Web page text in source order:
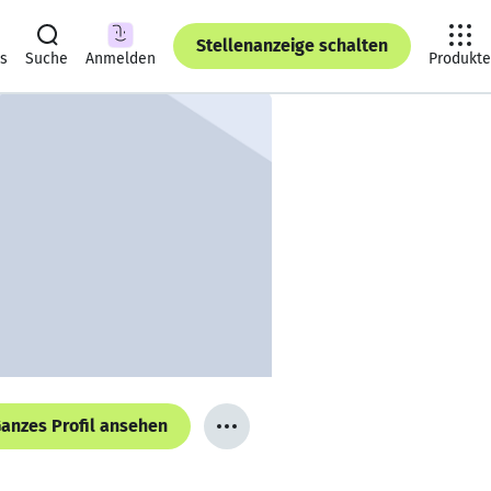
Suche Anmelden
Stellenanzeige schalten
Produkte
Profil ansehen